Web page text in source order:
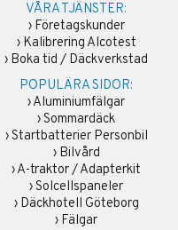
VÅRA TJÄNSTER:
› Företagskunder
› Kalibrering Alcotest
› Boka tid / Däckverkstad
POPULÄRA SIDOR:
›Aluminiumfälgar
›Sommardäck
›Startbatterier Personbil
› Bilvård
›A-traktor / Adapterkit
›Solcellspaneler
› Däckhotell Göteborg
› Fälgar